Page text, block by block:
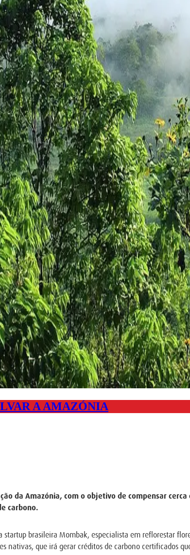
A AMAZÓNIA
da Amazónia, com o objetivo de compensar
carbono.
brasileira Mombak, especialista em reflorestar
nativas, que irá gerar créditos de carbono certificados